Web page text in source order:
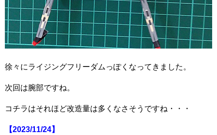
徐々にライジングフリーダムっぽくなってきました。
次回は腕部ですね。
コチラはそれほど改造量は多くなさそうですね・・・
【2023/11/24】